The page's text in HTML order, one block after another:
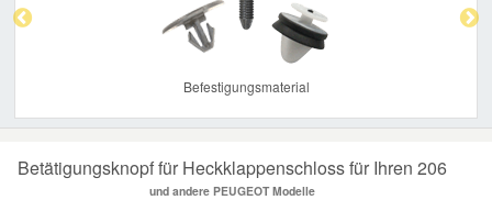
Befestigungsmaterial
Betätigungsknopf für Heckklappenschloss für Ihren 206
und andere PEUGEOT Modelle